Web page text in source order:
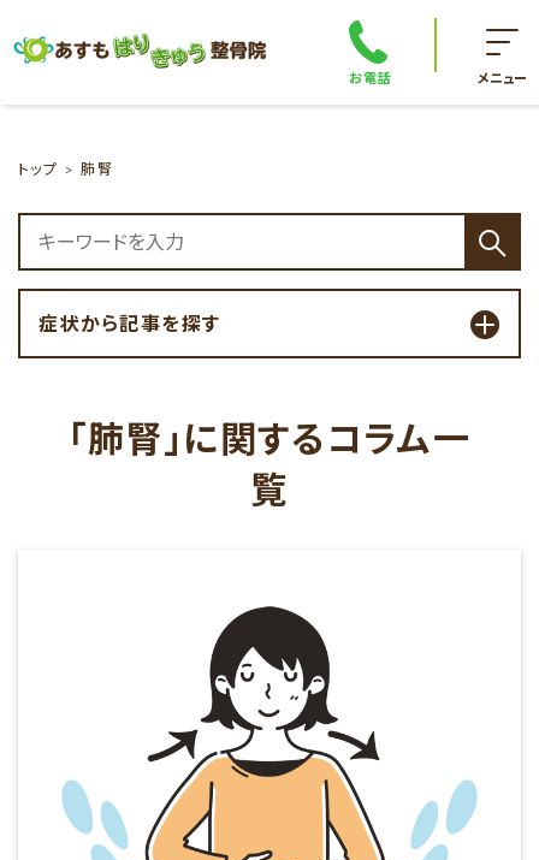
お電話 メニュー
トップ 肺腎
症状から記事を探す
「肺腎」に関するコラム一
覧